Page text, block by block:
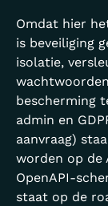
Omdat hier
is beveiliging
isolatie,
bescherming
admin en
aanvraag)
worden op de
OpenAPI-
staat op de